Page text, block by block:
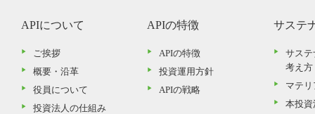
APIについて
ご挨拶
概要・沿革
役員について
投資法人の仕組み
APIの特徴
APIの特徴
投資運用方針
APIの戦略
サステ
サステ
考え方
マテ
本投資